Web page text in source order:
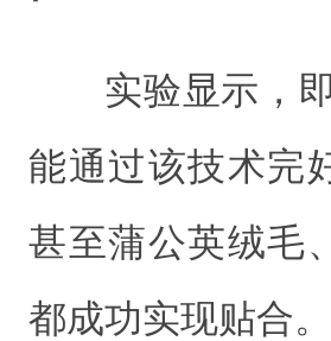
实验显示，
能通过该技术完
甚至蒲公英绒毛
都成功实现贴合。